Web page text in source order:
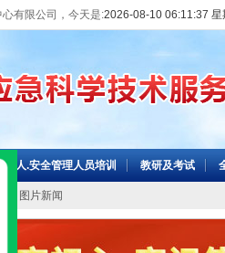
有限公司，今天是:2026-08-10 06:11:37 星
责人.安全管理人员培训 教研及考试
>> 图片新闻